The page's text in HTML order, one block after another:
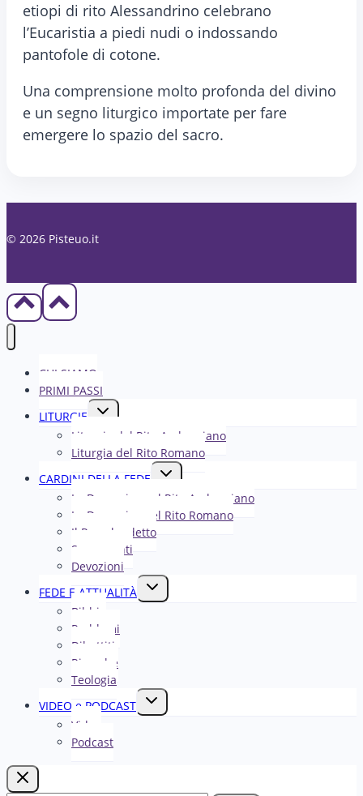
etiopi di rito Alessandrino celebrano
l’Eucaristia a piedi nudi o indossando
pantofole di cotone.
Una comprensione molto profonda del divino
e un segno liturgico importate per fare
emergere lo spazio del sacro.
© 2026 Pisteuo.it
CHI SIAMO
PRIMI PASSI
LITURGIE
Alterna
figlio
Liturgia del Rito Ambrosiano
Liturgia del Rito Romano
CARDINI DELLA FEDE
Alterna
figlio
La Domenica nel R​​​​​​ito Ambrosiano
La Domenica nel Rito Romano
Il Papa ha detto
Sacramenti
Devozioni
FEDE E ATTUALITÀ
Alterna
menu
Bibbia
Problemi
Dibattiti
Ricerche
Teologia
VIDEO e PODCAST
Alterna
menu
Video
Podcast